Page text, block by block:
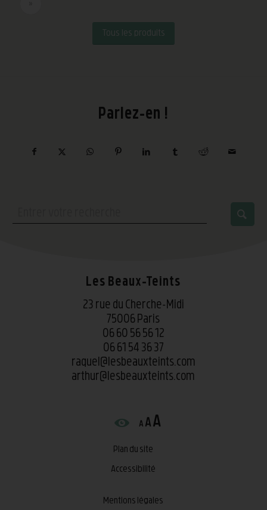
Tous les produits
Parlez-en !
Les Beaux-Teints
23 rue du Cherche-Midi
75006 Paris
06 60 56 56 12
06 61 54 36 37
raquel@lesbeauxteints.com
arthur@lesbeauxteints.com
A A A
Plan du site
Accessibilité
Mentions légales